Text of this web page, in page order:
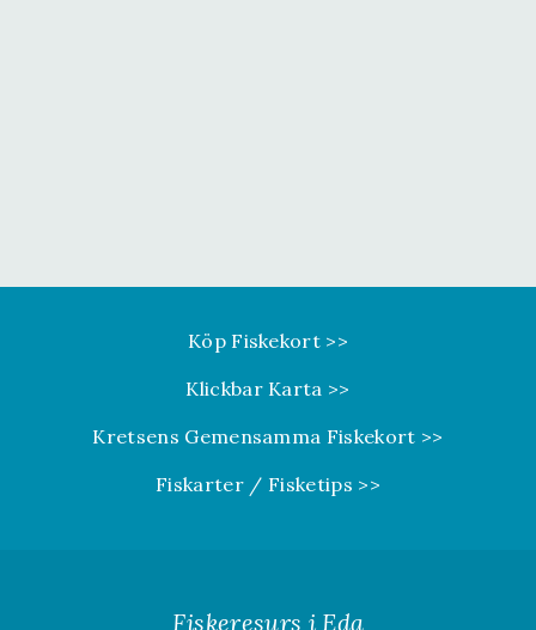
Köp Fiskekort >>
Klickbar Karta >>
Kretsens Gemensamma Fiskekort >>
Fiskarter / Fisketips >>
Fiskeresurs i Eda